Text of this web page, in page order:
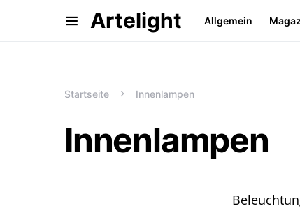
Artelight Allgemein
Startseite Innenlampen
Innenlampen